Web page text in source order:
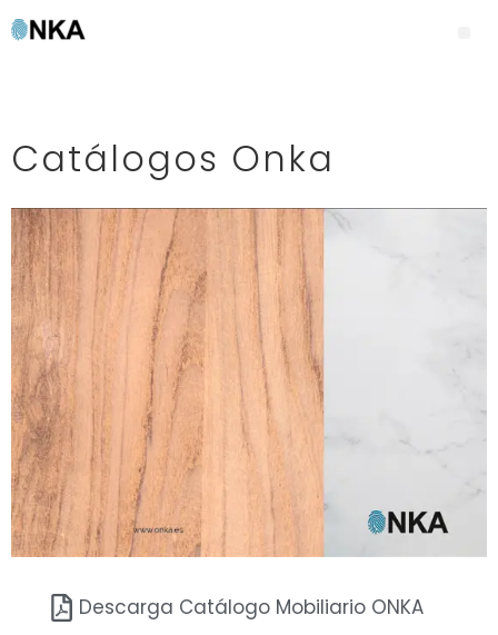
Catálogos Onka
Descarga Catálogo Mobiliario ONKA